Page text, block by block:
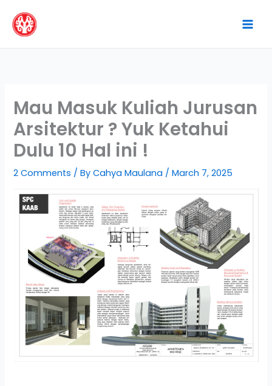
content
Mau Masuk Kuliah Jurusan
Arsitektur ? Yuk Ketahui
Dulu 10 Hal ini !
2 Comments / ByCahya Maulana /March 7, 2025